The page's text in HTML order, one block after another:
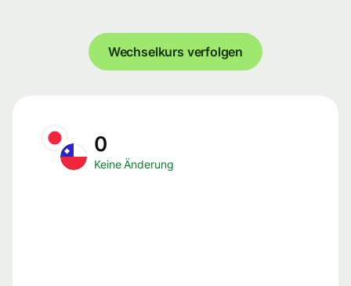
Wechselkurs verfolgen
0
Keine Änderung